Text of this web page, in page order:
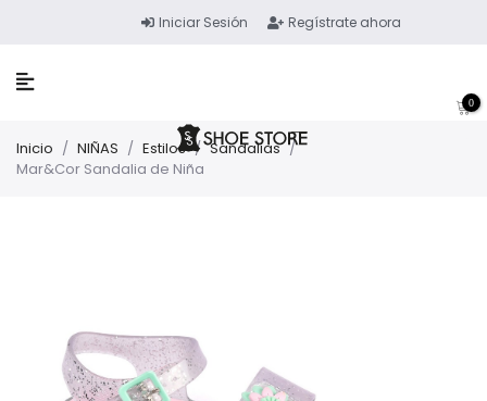
Iniciar Sesión Regístrate ahora
0
Inicio / NIÑAS / Estilos / Sandalias /
Mar&Cor Sandalia de Niña